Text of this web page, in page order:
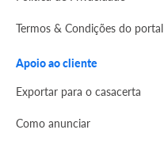
Termos & Condições do portal
Apoio ao cliente
Exportar para o casacerta
Como anunciar